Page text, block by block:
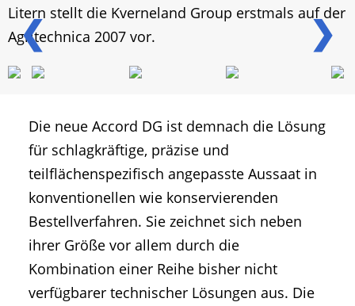
❮ ❯
Litern stellt die Kverneland Group erstmals auf der
Agritechnica 2007 vor.
Die neue Accord DG ist demnach die Lösung
für schlagkräftige, präzise und
teilflächenspezifisch angepasste Aussaat in
konventionellen wie konservierenden
Bestellverfahren. Sie zeichnet sich neben
ihrer Größe vor allem durch die
Kombination einer Reihe bisher nicht
verfügbarer technischer Lösungen aus. Die